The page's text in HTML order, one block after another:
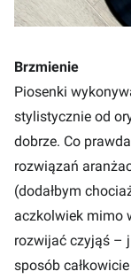
Brzmienie
Piosenki
stylistycznie od
dobrze. Co
rozwiązań
(dodałbym
aczkolwiek mimo
rozwijać czyjąś –
sposób